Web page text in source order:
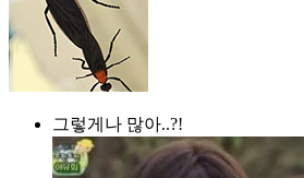
그렇게나 많아..?!